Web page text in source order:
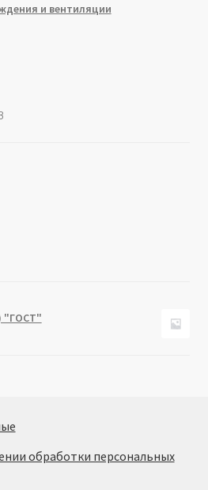
и вентиляции
"ГОСТ"
обработки персональных